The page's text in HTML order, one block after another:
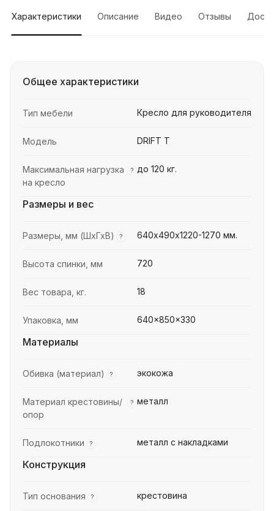
Характеристики Описание Видео Отзывы
Общее характеристики
Тип мебели Кресло для руководителя
Модель DRIFT T
Максимальная нагрузка
на кресло
? до 120 кг.
Размеры и вес
Размеры, мм (ШхГхВ) ? 640х490х1220-1270 мм.
Высота спинки, мм 720
Вес товара, кг. 18
Упаковка, мм 640x850x330
Материалы
Обивка (материал) ? экокожа
Материал крестовины/
опор
? металл
Подлокотники ? металл с накладками
Конструкция
Тип основания ? крестовина